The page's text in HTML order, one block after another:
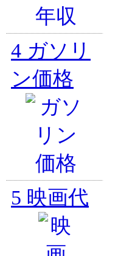
4 ガソリ
ン価格
5 映画代